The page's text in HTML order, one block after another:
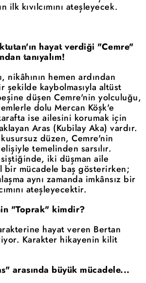
ilk kıvılcımını ateşleyecek.
hayat verdiği "Cemre"
tanıyalım!
nikâhının hemen ardından
şekilde kaybolmasıyla altüst
düşen Cemre'nin yolculuğu,
dolu Mercan Köşk'e
ise ailesini korumak için
Aras (Kubilay Aka) vardır.
düzen, Cemre'nin
temelinden sarsılır.
iki düşman aile
bir mücadele baş gösterirken;
aynı zamanda imkânsız bir
ateşleyecektir.
"Toprak" kimdir?
hayat veren Bertan
Karakter hikayenin kilit
arasında büyük mücadele...